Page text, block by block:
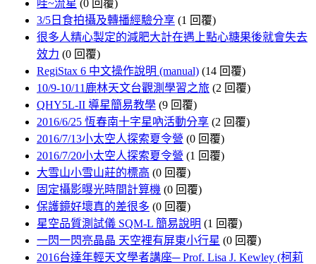
哇~流星 (0 回覆)
3/5日食拍攝及轉播經驗分享 (1 回覆)
很多人精心製定的減肥大計在遇上點心糖果後就會失去
效力 (0 回覆)
RegiStax 6 中文操作說明 (manual) (14 回覆)
10/9-10/11鹿林天文台觀測學習之旅 (2 回覆)
QHY5L-II 導星簡易教學 (9 回覆)
2016/6/25 恆春南十字星吶活動分享 (2 回覆)
2016/7/13小太空人探索夏令營 (0 回覆)
2016/7/20小太空人探索夏令營 (1 回覆)
大雪山小雪山莊的標高 (0 回覆)
固定攝影曝光時間計算機 (0 回覆)
保護鏡好壞真的差很多 (0 回覆)
星空品質測試儀 SQM-L 簡易說明 (1 回覆)
一閃一閃亮晶晶 天空裡有屏東小行星 (0 回覆)
2016台達年輕天文學者講座─ Prof. Lisa J. Kewley (柯莉